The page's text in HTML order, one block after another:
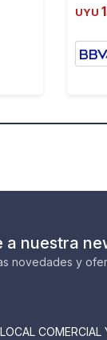
UYU
a nuestra
novedades y
LOCAL